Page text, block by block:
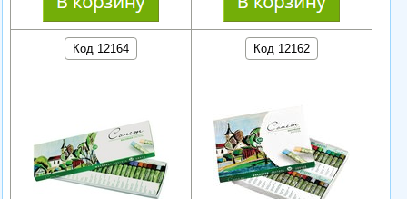
Код 12164 Код 12162